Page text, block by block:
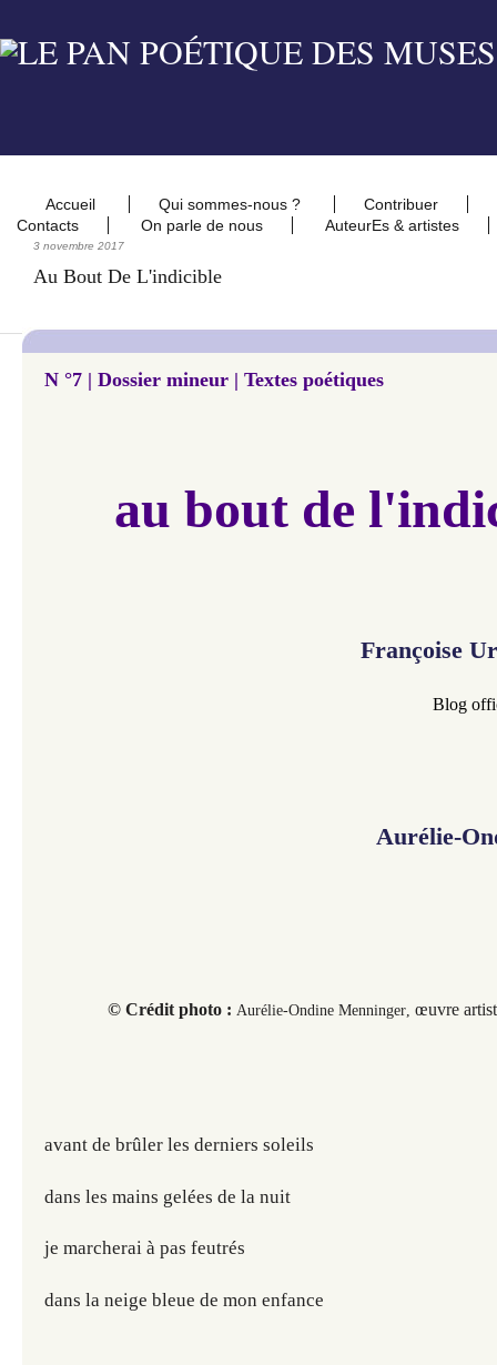
Accueil Qui sommes-nous ?
Contribuer
Contacts
On parle de nous AuteurEs & artistes
3 novembre 2017
Au Bout De L'indicible
N °7 | Dossier mineur | Textes poétiques
au bout de
Françoise
Blog
Aurélie-
© Crédit photo : Aurélie-Ondine Menninger, œuvre
avant de brûler les derniers soleils
dans les mains gelées de la nuit
je marcherai à pas feutrés
dans la neige bleue de mon enfance